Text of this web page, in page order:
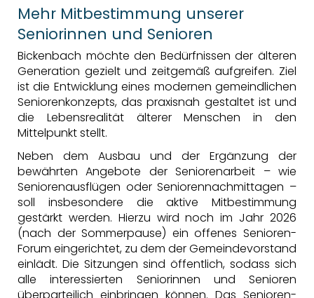
Mehr Mitbestimmung unserer
Seniorinnen und Senioren
Bickenbach möchte den Bedürfnissen der älteren
Generation gezielt und zeitgemäß aufgreifen. Ziel
ist die Entwicklung eines modernen gemeindlichen
Seniorenkonzepts, das praxisnah gestaltet ist und
die Lebensrealität älterer Menschen in den
Mittelpunkt stellt.
Neben dem Ausbau und der Ergänzung der
bewährten Angebote der Seniorenarbeit – wie
Seniorenausflügen oder Seniorennachmittagen –
soll insbesondere die aktive Mitbestimmung
gestärkt werden. Hierzu wird noch im Jahr 2026
(nach der Sommerpause) ein offenes Senioren-
Forum eingerichtet, zu dem der Gemeindevorstand
einlädt. Die Sitzungen sind öffentlich, sodass sich
alle interessierten Seniorinnen und Senioren